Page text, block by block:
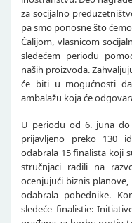
za socijalno
pa smo ponosne što
Čalijom, vlasnicom
sledećem periodu
naših proizvoda.
će biti u mogućnosti
ambalažu koja će
U periodu od 6. juna
prijavljeno preko 130
odabrala 15 finalista koji
stručnjaci radili na
ocenjujući biznis
odabrala pobednike.
sledeće finalistie: